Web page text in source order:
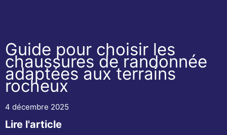
Guide pour choisir les
chaussures de randonnée
adaptées aux terrains
rocheux
4 décembre 2025
Lire l'article